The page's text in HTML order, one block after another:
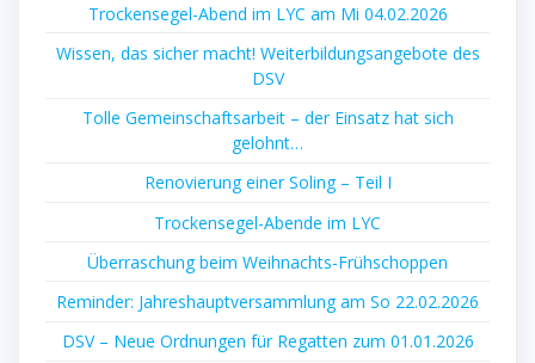
Trockensegel-Abend im LYC am Mi 04.02.2026
Wissen, das sicher macht! Weiterbildungsangebote des
DSV
Tolle Gemeinschaftsarbeit – der Einsatz hat sich
gelohnt…
Renovierung einer Soling – Teil I
Trockensegel-Abende im LYC
Überraschung beim Weihnachts-Frühschoppen
Reminder: Jahreshauptversammlung am So 22.02.2026
DSV – Neue Ordnungen für Regatten zum 01.01.2026